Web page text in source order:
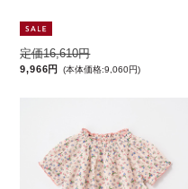
定価16,610円
9,966円 (本体価格:9,060円)